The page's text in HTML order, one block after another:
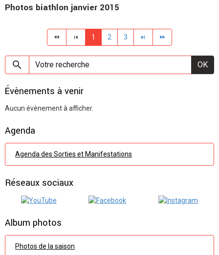
Photos biathlon janvier 2015
1 2 3
OK
Évènements à venir
Aucun évènement à afficher.
Agenda
Agenda des Sorties et Manifestations
Réseaux sociaux
Album photos
Photos de la saison